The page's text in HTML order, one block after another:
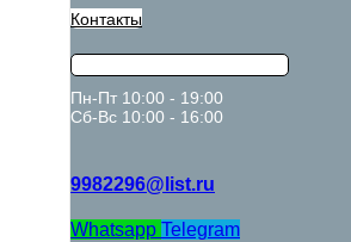
Контакты
Пн-Пт 10:00 - 19:00
Сб-Вс 10:00 - 16:00
9982296@list.ru
Whatsapp Telegram